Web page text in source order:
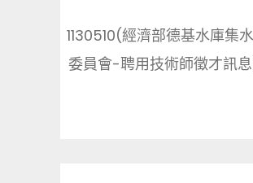
1130510(經濟部德基水庫集
委員會-聘用技術師徵才訊